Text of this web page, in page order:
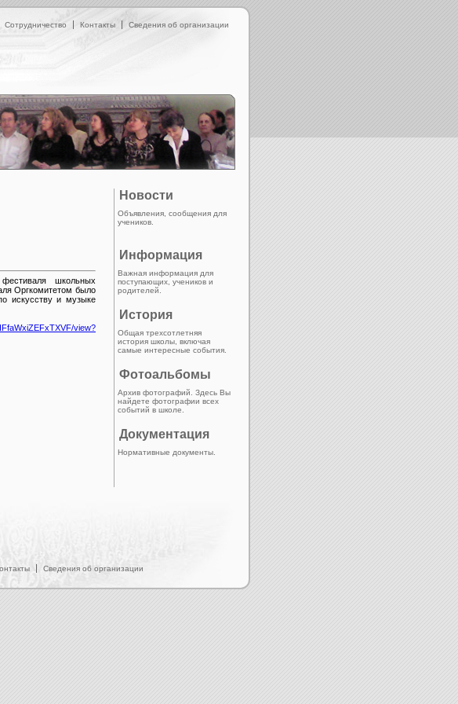
Сотрудничество Контакты Сведения об организации
Новости
Объявления, сообщения для
учеников.
Информация
Важная информация для
поступающих, учеников и
родителей.
История
Общая трехсотлетняя
история школы, включая
самые интересные события.
Фотоальбомы
Архив фотографий. Здесь Вы
найдете фотографии всех
событий в школе.
Документация
Нормативные документы.
школьных
Оргкомитетом было
искусству и музыке
view?
Сведения об организации